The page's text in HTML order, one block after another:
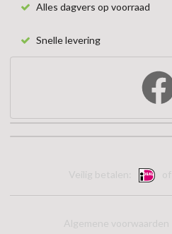
Alles dagvers op voorraad
Snelle levering
Veilig betalen: of
Algemene voorwaarden